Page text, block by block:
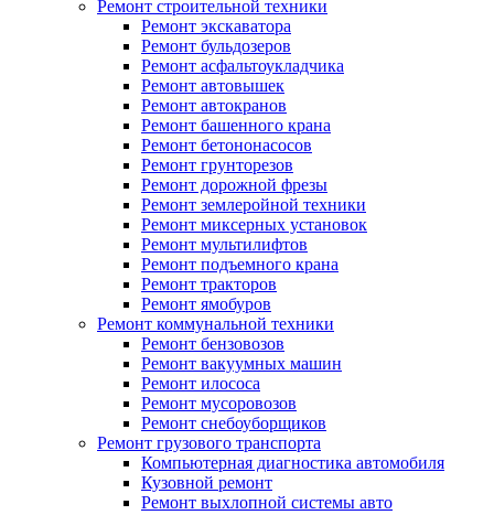
Ремонт строительной техники
Ремонт экскаватора
Ремонт бульдозеров
Ремонт асфальтоукладчика
Ремонт автовышек
Ремонт автокранов
Ремонт башенного крана
Ремонт бетононасосов
Ремонт грунторезов
Ремонт дорожной фрезы
Ремонт землеройной техники
Ремонт миксерных установок
Ремонт мультилифтов
Ремонт подъемного крана
Ремонт тракторов
Ремонт ямобуров
Ремонт коммунальной техники
Ремонт бензовозов
Ремонт вакуумных машин
Ремонт илососа
Ремонт мусоровозов
Ремонт снебоуборщиков
Ремонт грузового транспорта
Компьютерная диагностика автомобиля
Кузовной ремонт
Ремонт выхлопной системы авто